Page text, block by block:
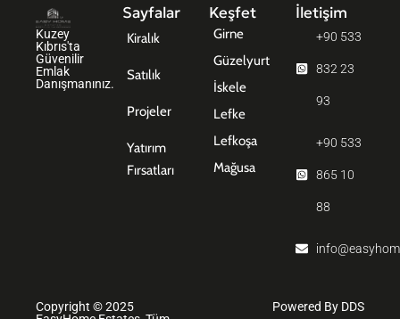
Kuzey
Kıbrıs'ta
Güvenilir
Emlak
Danışmanınız.
Sayfalar
Kiralık
Satılık
Projeler
Yatırım
Fırsatları
Keşfet
Girne
Güzelyurt
İskele
Lefke
Lefkoşa
Mağusa
İletişim
+90 533
832 23
93
+90 533
865 10
88
Copyright © 2025
Powered By DDS